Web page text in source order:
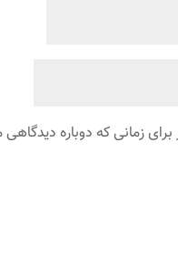
زمانی که دوباره